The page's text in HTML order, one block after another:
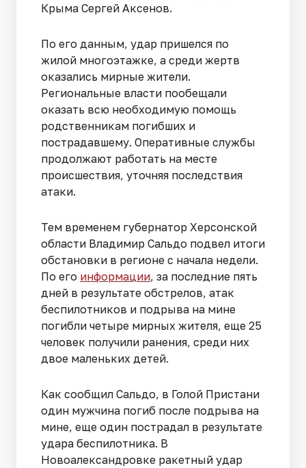
Крыма Сергей Аксенов.
По его данным, удар пришелся по
жилой многоэтажке, а среди жертв
оказались мирные жители.
Региональные власти пообещали
оказать всю необходимую помощь
родственникам погибших и
пострадавшему. Оперативные службы
продолжают работать на месте
происшествия, уточняя последствия
атаки.
Тем временем губернатор Херсонской
области Владимир Сальдо подвел итоги
обстановки в регионе с начала недели.
По его информации, за последние пять
дней в результате обстрелов, атак
беспилотников и подрыва на мине
погибли четыре мирных жителя, еще 25
человек получили ранения, среди них
двое маленьких детей.
Как сообщил Сальдо, в Голой Пристани
один мужчина погиб после подрыва на
мине, еще один пострадал в результате
удара беспилотника. В
Новоалександровке ракетный удар